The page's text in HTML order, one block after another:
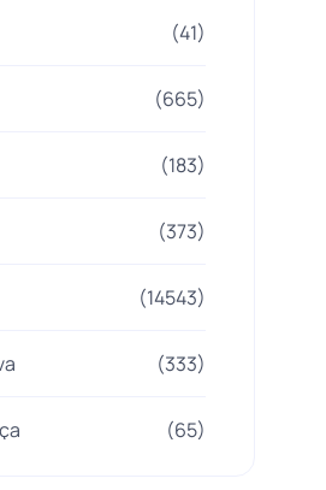
(41)
(665)
(183)
(373)
(14543)
(333)
(65)